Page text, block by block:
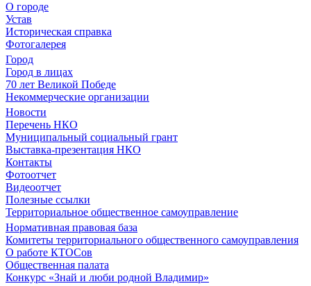
О городе
Устав
Историческая справка
Фотогалерея
Город
Город в лицах
70 лет Великой Победе
Некоммерческие организации
Новости
Перечень НКО
Муниципальный социальный грант
Выставка-презентация НКО
Контакты
Фотоотчет
Видеоотчет
Полезные ссылки
Территориальное общественное самоуправление
Нормативная правовая база
Комитеты территориального общественного самоуправления
О работе КТОСов
Общественная палата
Конкурс «Знай и люби родной Владимир»